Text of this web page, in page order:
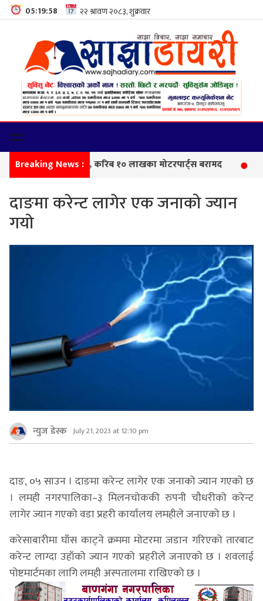
05:19:58
Breaking News :
दाङमा करेन्ट लागेर एक जनाको ज्यान
गयो
न्युज डेस्क July 21, 2023 at 12:10 pm
दाङ, ०५ साउन । दाङमा करेन्ट लागेर एक जनाको ज्यान गएको छ
। लमही नगरपालिका–३ मिलनचोककी रुपनी चौधरीको करेन्ट
लागेर ज्यान गएको वडा प्रहरी कार्यालय लमहीले जनाएको छ ।
करेसाबारीमा घाँस काट्ने क्रममा मोटरमा जडान गरिएको तारबाट
करेन्ट लाग्दा उहाँको ज्यान गएको प्रहरीले जनाएको छ । शवलाई
पोष्टमार्टमका लागि लमही अस्पतालमा राखिएको छ ।